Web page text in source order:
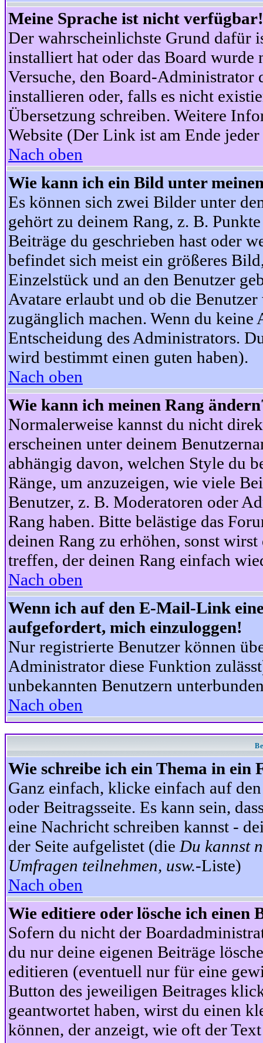
Meine Sprache ist nicht verfügbar!
Der wahrscheinlichste Grund dafür
installiert hat oder das Board wurde
Versuche, den Board-Administrator
installieren oder, falls es nicht
Übersetzung schreiben. Weitere
Website (Der Link ist am Ende jeder
Nach oben
Wie kann ich ein Bild unter
Es können sich zwei Bilder unter
gehört zu deinem Rang, z. B.
Beiträge du geschrieben hast oder
befindet sich meist ein größeres
Einzelstück und an den Benutzer
Avatare erlaubt und ob die
zugänglich machen. Wenn du keine
Entscheidung des Administrators.
wird bestimmt einen guten haben).
Nach oben
Wie kann ich meinen Rang
Normalerweise kannst du nicht
erscheinen unter deinem
abhängig davon, welchen Style du
Ränge, um anzuzeigen, wie viele
Benutzer, z. B. Moderatoren oder
Rang haben. Bitte belästige das
deinen Rang zu erhöhen, sonst
treffen, der deinen Rang einfach
Nach oben
Wenn ich auf den E-Mail-Link
aufgefordert, mich einzuloggen!
Nur registrierte Benutzer können
Administrator diese Funktion
unbekannten Benutzern
Nach oben
Wie schreibe ich ein Thema in ein
Ganz einfach, klicke einfach auf
oder Beitragsseite. Es kann sein,
eine Nachricht schreiben kannst -
der Seite aufgelistet (die Du kannst
Umfragen teilnehmen, usw.-Liste)
Nach oben
Wie editiere oder lösche ich einen
Sofern du nicht der
du nur deine eigenen Beiträge
editieren (eventuell nur für eine
Button des jeweiligen Beitrages
geantwortet haben, wirst du einen
können, der anzeigt, wie oft der